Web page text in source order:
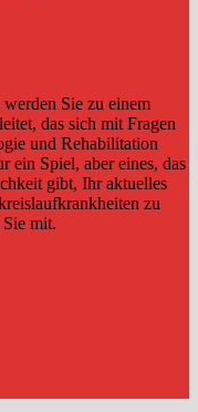
Sie zu einem
das sich mit Fragen
und Rehabilitation
ein Spiel, aber eines, das
gibt, Ihr aktuelles
zu
mit.